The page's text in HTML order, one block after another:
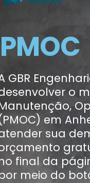
PMOC
GBR
o
em
sua
final da
meio do